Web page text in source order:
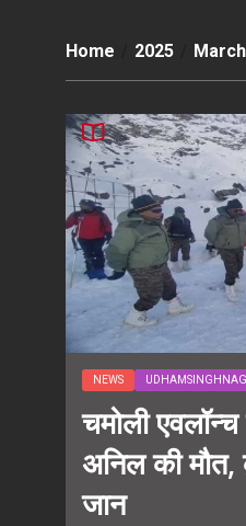
Home 2025 March
NEWS
चमोली
अनिल की
जान